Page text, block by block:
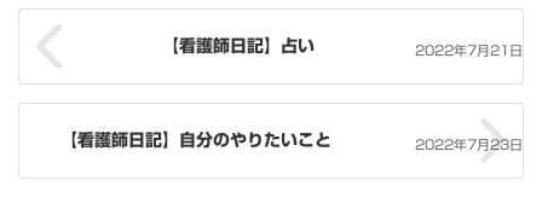
【看護師日記】占い 2022年7月21日
【看護師日記】自分のやりたいこと 2022年7月23日